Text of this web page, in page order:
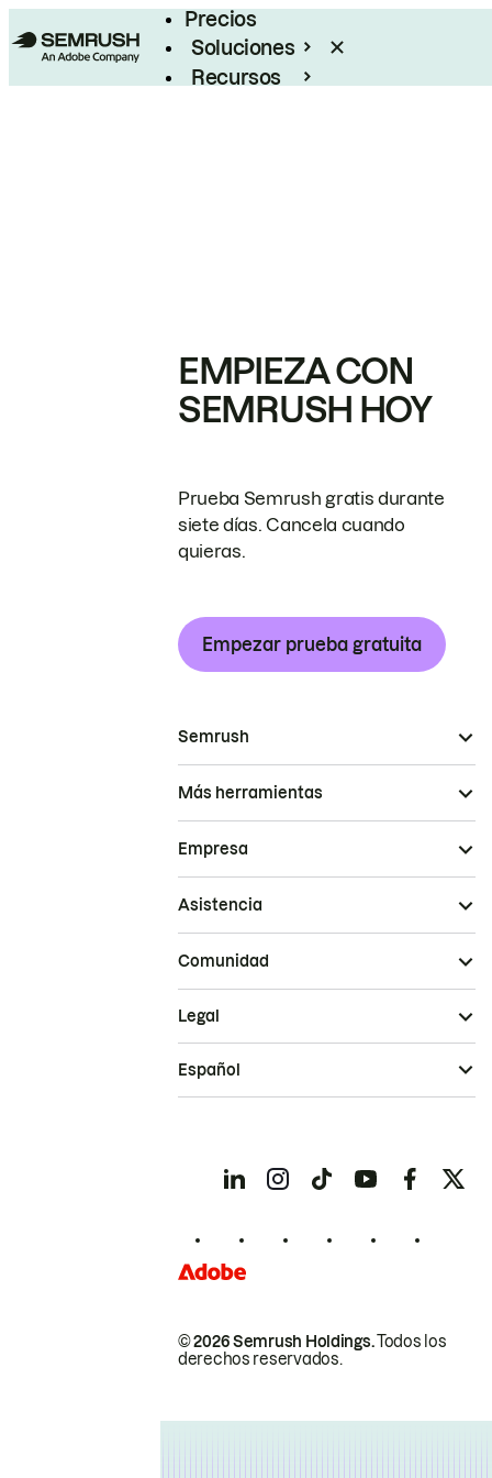
Precios
Soluciones
Recursos
EMPIEZA CON
SEMRUSH HOY
Prueba Semrush gratis durante
siete días. Cancela cuando
quieras.
Empezar prueba gratuita
Semrush
Más herramientas
Empresa
Asistencia
Comunidad
© 2026 Semrush Holdings.Todos los
derechos reservados.
Legal
Español